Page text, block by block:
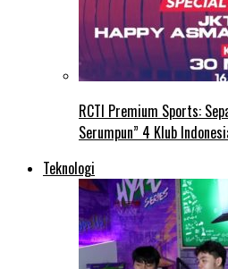
RCTI Premium Sports:
Serumpun” 4 Klub
Teknologi